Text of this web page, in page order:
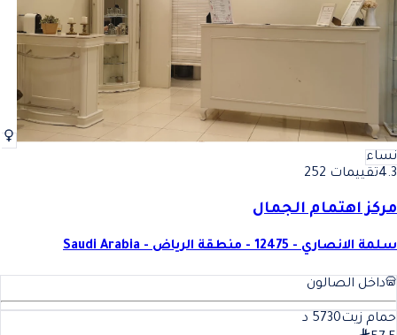
نساء
4.3تقييمات 252
مركز اهتمام الجمال
سلمة الانصاري - 12475 - منطقة الرياض - Saudi Arabia
داخل الصالون
حمام زيت5730
د